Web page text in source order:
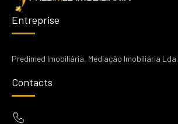
Entreprise
Predimed Imobiliária, Mediação Imobiliária Lda.
Contacts